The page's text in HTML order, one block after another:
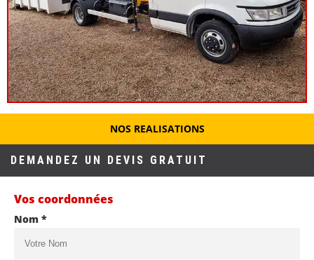
NOS REALISATIONS
DEMANDEZ UN DEVIS GRATUIT
Vos coordonnées
Nom *